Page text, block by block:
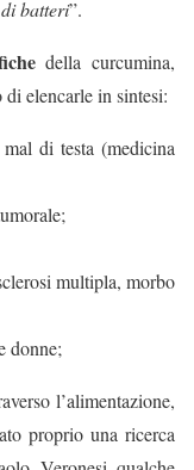
batteri”.
della curcumina,
elencarle in sintesi:
di testa (medicina
multipla, morbo
donne;
l’alimentazione,
proprio una ricerca